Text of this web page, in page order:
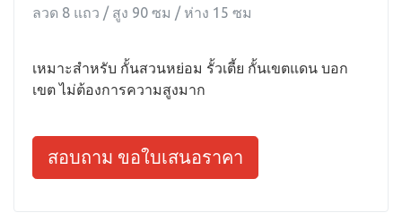
ลวด 8 แถว / สูง 90 ซม / ห่าง 15 ซม
เหมาะสำหรับ กั้นสวนหย่อม รั้วเตี้ย กั้นเขตแดน บอก
เขต ไม่ต้องการความสูงมาก
สอบถาม ขอใบเสนอราคา